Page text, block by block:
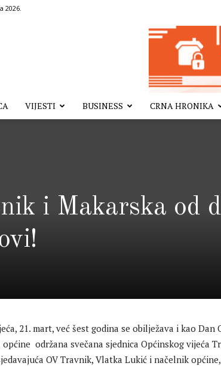
2026.
VIJESTI BUSINESS CRNA HRONIKA
i Makarska od
21. mart, već šest godina se obilježava i kao
održana svečana sjednica Općinskog vijeća
OV Travnik, Vlatka Lukić i načelnik